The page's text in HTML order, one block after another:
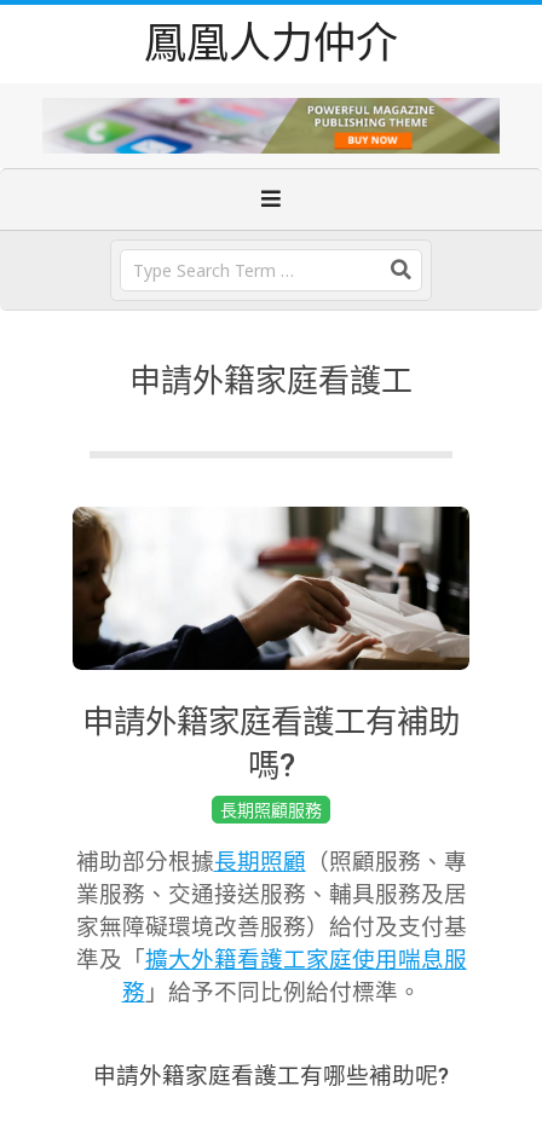
鳳凰人力仲介
申請外籍家庭看護工
申請外籍家庭看護工有補助
嗎?
24
長期照顧服務
補助部分根據長期照顧 （照顧服務、專
業服務、交通接送服務、輔具服務及居
家無障礙環境改善服務）給付及支付基
準及「擴大外籍看護工家庭使用喘息服
務 」給予不同比例給付標準。
申請外籍家庭看護工有哪些補助呢?